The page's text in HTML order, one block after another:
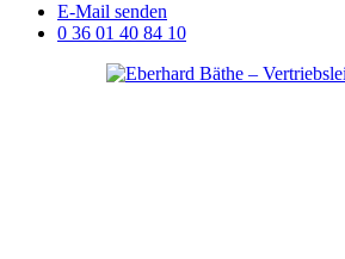
E-Mail senden
0 36 01 40 84 10